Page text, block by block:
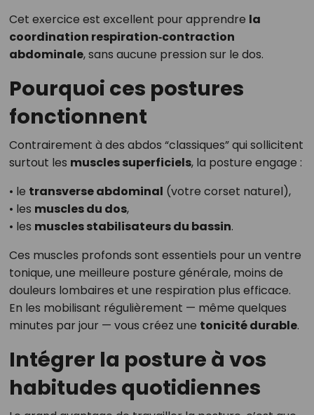
Cet exercice est excellent pour apprendre la
coordination respiration‑contraction
abdominale, sans aucune pression sur le dos.
Pourquoi ces postures
fonctionnent
Contrairement à des abdos “classiques” qui sollicitent
surtout les muscles superficiels, la posture engage :
• le transverse abdominal (votre corset naturel),
• les muscles du dos,
• les muscles stabilisateurs du bassin.
Ces muscles profonds sont essentiels pour un ventre
tonique, une meilleure posture générale, moins de
douleurs lombaires et une respiration plus efficace.
En les mobilisant régulièrement — même quelques
minutes par jour — vous créez une tonicité durable.
Intégrer la posture à vos
habitudes quotidiennes